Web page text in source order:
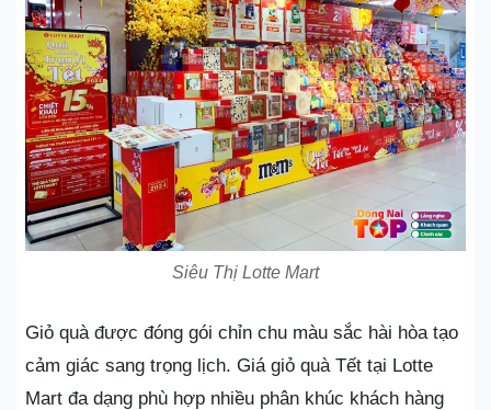
Siêu Thị Lotte Mart
Giỏ quà được đóng gói chỉn chu màu sắc hài hòa tạo
cảm giác sang trọng lịch. Giá giỏ quà Tết tại Lotte
Mart đa dạng phù hợp nhiều phân khúc khách hàng